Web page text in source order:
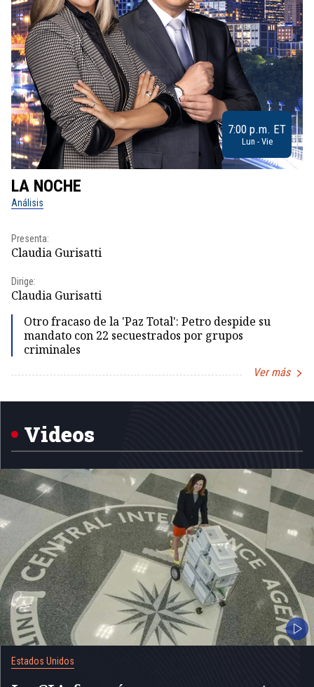
7:00 p.m. ET
Lun - Vie
LA NOCHE
Análisis
Presenta:
Claudia Gurisatti
Dirige:
Claudia Gurisatti
Otro fracaso de la 'Paz Total': Petro despide su
mandato con 22 secuestrados por grupos
criminales
Ver más
1
Videos
Estados Unidos